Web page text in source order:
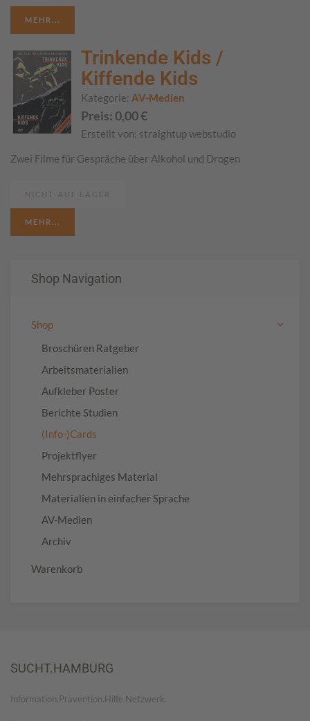
MEHR...
Trinkende Kids /
Kiffende Kids
Kategorie: AV-Medien
Preis: 0,00€
Erstellt von: straightup webstudio
Zwei Filme für Gespräche über Alkohol und Drogen
MEHR...
Shop Navigation
Shop
Broschüren Ratgeber
Arbeitsmaterialien
Aufkleber Poster
Berichte Studien
(Info-)Cards
Projektflyer
Mehrsprachiges Material
Materialien in einfacher Sprache
AV-Medien
Archiv
Warenkorb
SUCHT.HAMBURG
Information.Prävention.Hilfe.Netzwerk.